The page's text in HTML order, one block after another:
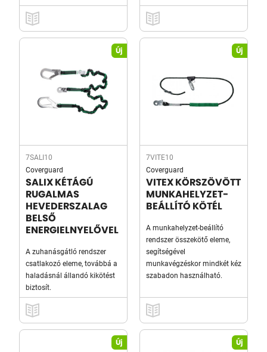
Új
7SALI10
Coverguard
SALIX KÉTÁGÚ
RUGALMAS
HEVEDERSZALAG
BELSŐ
ENERGIELNYELŐVEL
A zuhanásgátló rendszer
csatlakozó eleme, továbbá a
haladásnál állandó kikötést
biztosít.
Új
7VITE10
Coverguard
VITEX KÖRSZÖVÖTT
MUNKAHELYZET-
BEÁLLÍTÓ KÖTÉL
A munkahelyzet-beállító
rendszer összekötő eleme,
segítségével
munkavégzéskor mindkét kéz
szabadon használható.
Új Új